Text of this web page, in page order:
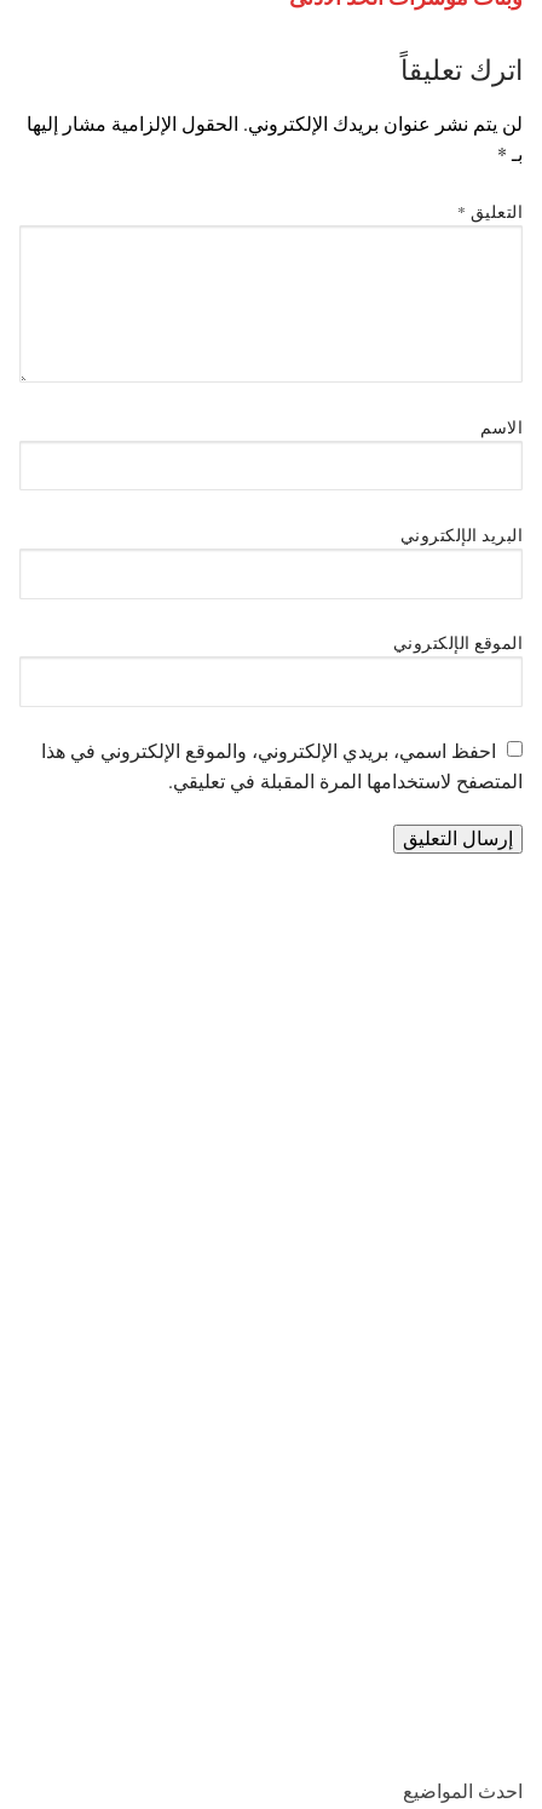
اترك تعليقاً
لن يتم نشر عنوان بريدك الإلكتروني. الحقول الإلزامية مشار إليها
بـ *
التعليق *
الاسم
البريد الإلكتروني
الموقع الإلكتروني
احفظ اسمي، بريدي الإلكتروني، والموقع الإلكتروني في هذا
المتصفح لاستخدامها المرة المقبلة في تعليقي.
احدث المواضيع